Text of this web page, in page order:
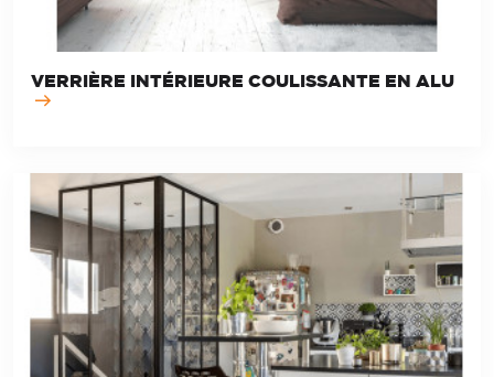
VERRIÈRE INTÉRIEURE COULISSANTE EN ALU